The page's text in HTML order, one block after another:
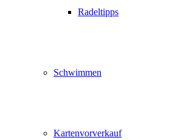
Radeltipps
Schwimmen
Kartenvorverkauf